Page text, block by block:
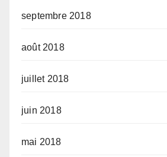
septembre 2018
août 2018
juillet 2018
juin 2018
mai 2018